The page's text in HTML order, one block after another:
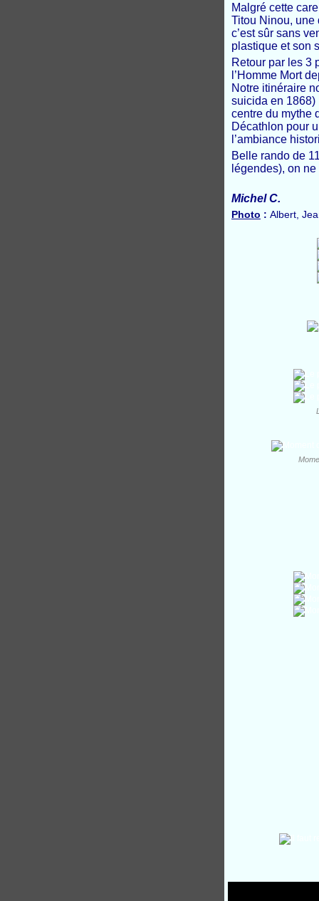
Malgré cette
Titou Ninou, une
c’est sûr sans
plastique et son
Retour par les 3
l’Homme Mort
Notre itinéraire
suicida en 1868)
centre du mythe
Décathlon pour
l’ambiance
Belle rando de
légendes), on
Michel C.
Photo : Albert,